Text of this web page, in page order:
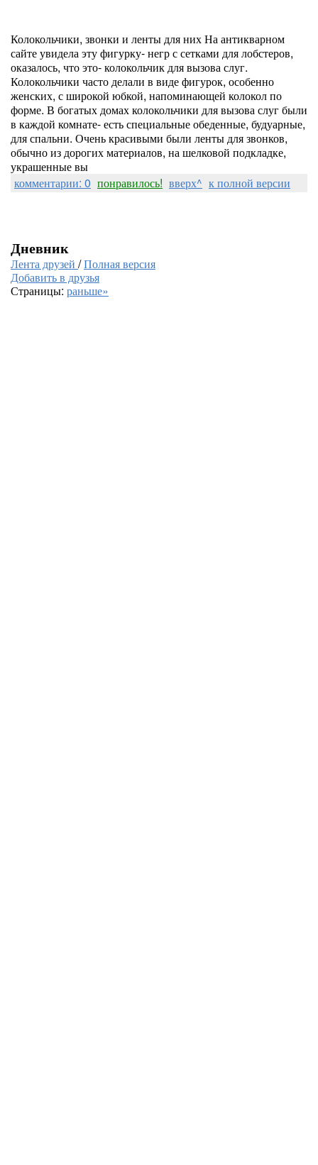
Колокольчики, звонки и ленты для них На антикварном
сайте увидела эту фигурку- негр с сетками для лобстеров,
оказалось, что это- колокольчик для вызова слуг.
Колокольчики часто делали в виде фигурок, особенно
женских, с широкой юбкой, напоминающей колокол по
форме. В богатых домах колокольчики для вызова слуг были
в каждой комнате- есть специальные обеденные, будуарные,
для спальни. Очень красивыми были ленты для звонков,
обычно из дорогих материалов, на шелковой подкладке,
украшенные вы
комментарии: 0 понравилось! вверх^ к полной версии
Дневник
Лента друзей /Полная версия
Добавить в друзья
Страницы: раньше»